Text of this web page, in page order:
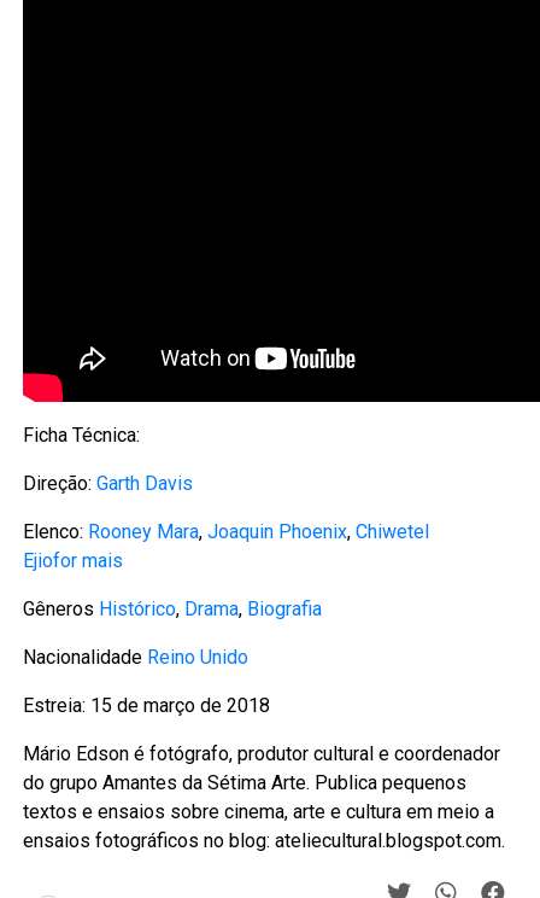
Ficha Técnica:
Direção:Garth Davis
Elenco: Rooney Mara,Joaquin Phoenix,Chiwetel
Ejiofor mais
Gêneros Histórico, Drama, Biografia
Nacionalidade Reino Unido
Estreia: 15 de março de 2018
Mário Edson é fotógrafo, produtor cultural e coordenador
do grupo Amantes da Sétima Arte. Publica pequenos
textos e ensaios sobre cinema, arte e cultura em meio a
ensaios fotográficos no blog: ateliecultural.blogspot.com.